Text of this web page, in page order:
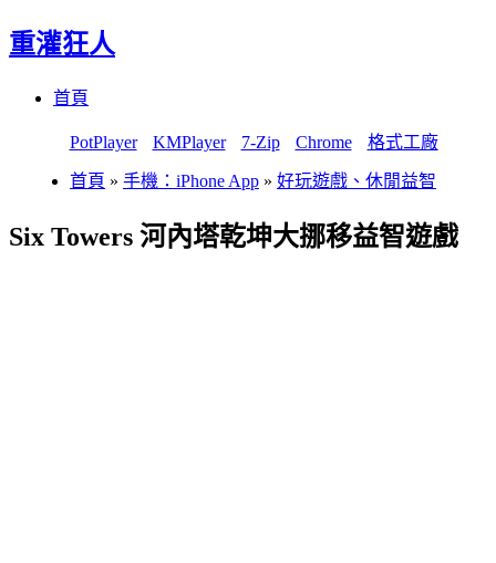
重灌狂人
首頁
PotPlayer KMPlayer 7-Zip Chrome 格式工廠
首頁 » 手機：iPhone App » 好玩遊戲、休閒益智
Six Towers 河內塔乾坤大挪移益智遊戲